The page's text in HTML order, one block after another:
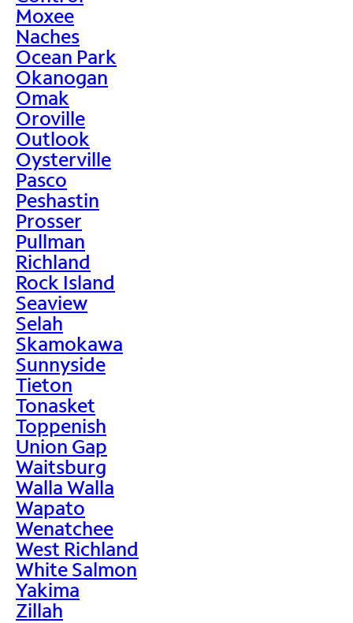
Moxee
Naches
Ocean Park
Okanogan
Omak
Oroville
Outlook
Oysterville
Pasco
Peshastin
Prosser
Pullman
Richland
Rock Island
Seaview
Selah
Skamokawa
Sunnyside
Tieton
Tonasket
Toppenish
Union Gap
Waitsburg
Walla Walla
Wapato
Wenatchee
West Richland
White Salmon
Yakima
Zillah